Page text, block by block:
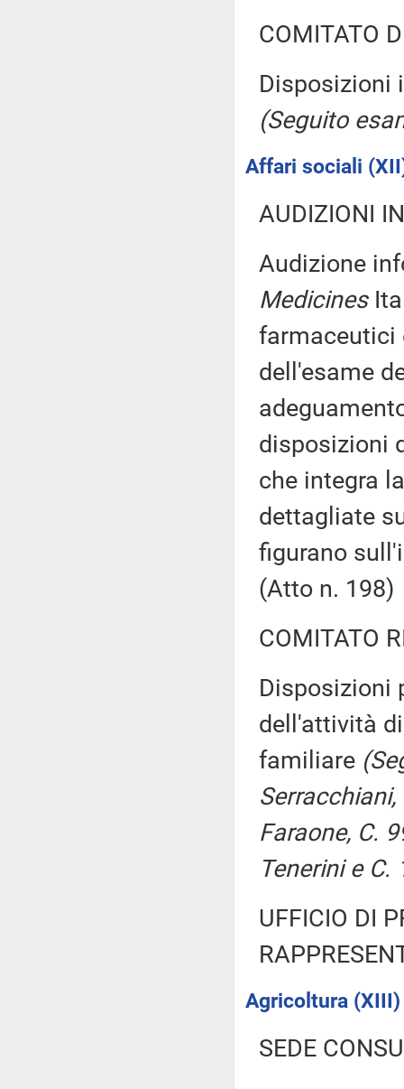
COMITATO
Disposizioni
(Seguito
Affari sociali
AUDIZIONI
Audizione
Medicines
farmaceutici
dell'esame
disposizioni
che integra
dettagliate
figurano
(Atto n. 198)
COMITATO
Disposizioni
dell'attività
familiare
Faraone, C.
Tenerini e
UFFICIO DI
Agricoltura (XIII)
SEDE